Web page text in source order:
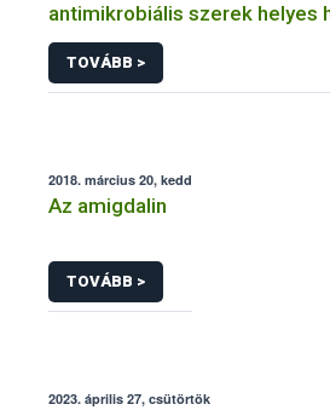
antimikrobiális szerek helyes
képzés
TOVÁBB >
2018. március 20, kedd
Az amigdalin
TOVÁBB >
2023. április 27, csütörtök